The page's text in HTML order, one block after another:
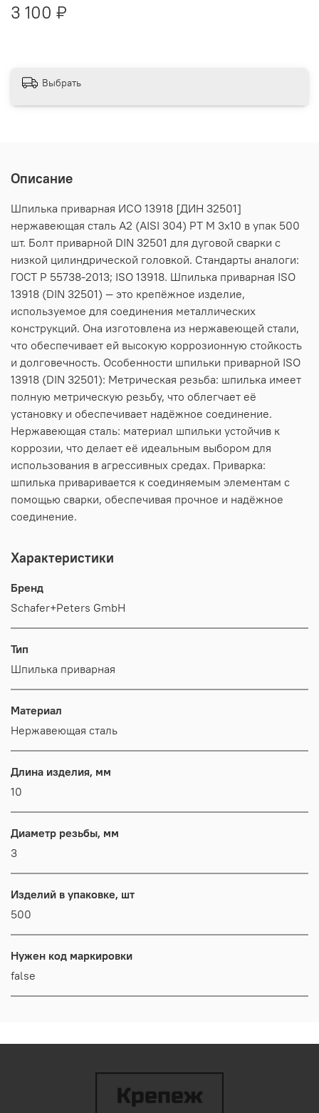
3 100 ₽
Выбрать
Описание
Шпилька приварная ИСО 13918 [ДИН 32501]
нержавеющая сталь А2 (AISI 304) PT M 3х10 в упак 500
шт. Болт приварной DIN 32501 для дуговой сварки с
низкой цилиндрической головкой. Стандарты аналоги:
ГОСТ Р 55738-2013; ISO 13918. Шпилька приварная ISO
13918 (DIN 32501) — это крепёжное изделие,
используемое для соединения металлических
конструкций. Она изготовлена из нержавеющей стали,
что обеспечивает ей высокую коррозионную стойкость
и долговечность. Особенности шпильки приварной ISO
13918 (DIN 32501): Метрическая резьба: шпилька имеет
полную метрическую резьбу, что облегчает её
установку и обеспечивает надёжное соединение.
Нержавеющая сталь: материал шпильки устойчив к
коррозии, что делает её идеальным выбором для
использования в агрессивных средах. Приварка:
шпилька приваривается к соединяемым элементам с
помощью сварки, обеспечивая прочное и надёжное
соединение.
Характеристики
Бренд
Schafer+Peters GmbH
Тип
Шпилька приварная
Материал
Нержавеющая сталь
Длина изделия, мм
10
Диаметр резьбы, мм
3
Изделий в упаковке, шт
500
Нужен код маркировки
false